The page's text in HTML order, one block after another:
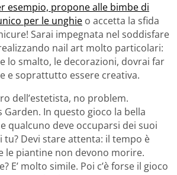
esempio, propone alle bimbe di
per le unghie o accetta la sfida
Sarai impegnata nel soddisfare
nail art molto particolari:
lo smalto, le decorazioni, dovrai far
e soprattutto essere creativa.
dell’estetista, no problem.
Garden. In questo gioco la bella
qualcuno deve occuparsi dei suoi
tu? Devi stare attenta: il tempo è
le piantine non devono morire.
E’ molto simile. Poi c’è forse il gioco